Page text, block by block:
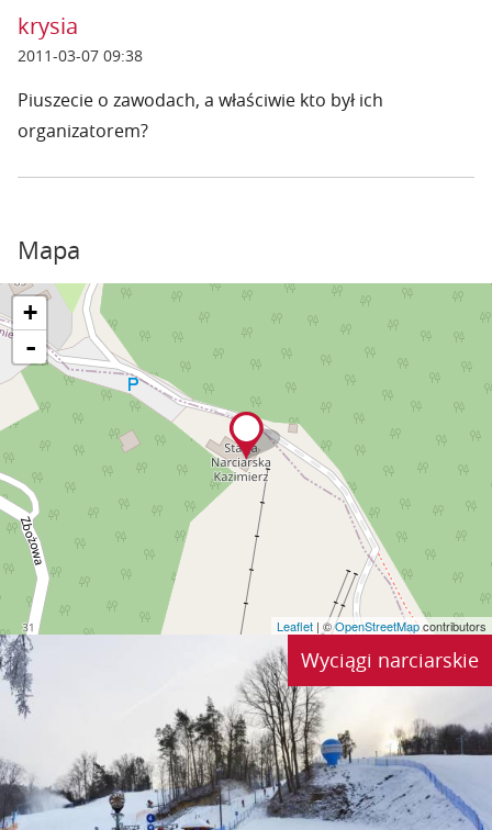
krysia
2011-03-07 09:38
Piuszecie o zawodach, a właściwie kto był ich
organizatorem?
Mapa
+
-
Leaflet | ©OpenStreetMapcontributors
Wyciągi narciarskie